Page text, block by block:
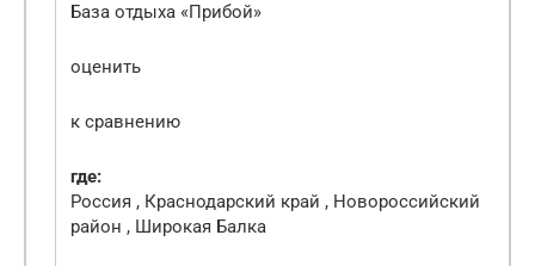
База отдыха «Прибой»
оценить
к сравнению
где:
Россия , Краснодарский край , Новороссийский
район , Широкая Балка